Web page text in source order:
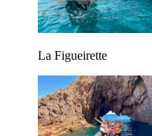
La Figueirette